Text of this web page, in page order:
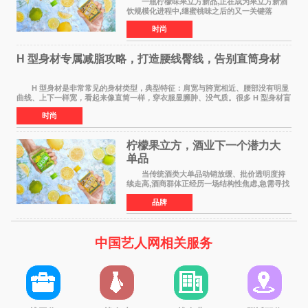
饮规模化进程中,继蜜桃味之后的又一关键落
子。 在超市货架、便利店冷柜、小红书笔记
里,这款绿色包装的新品正在快速扩散:入口清爽解
腻,像喝加了一点
时尚
H 型身材专属减脂攻略，打造腰线臀线，告别直筒身材
H 型身材是非常常见的身材类型，典型特征：肩宽与胯宽相近、腰部没有明显
曲线、上下一样宽，看起来像直筒一样，穿衣服显臃肿、没气质。很多 H 型身材盲
目全身减脂，越减越瘦，腰部还是没有
时尚
柠檬果立方，酒业下一个潜力大
单品
当传统酒类大单品动销放缓、批价透明度持
续走高,酒商群体正经历一场结构性焦虑,急需寻找
新的发展方向。 过去二十年依赖押注大单
品、赚批价波动差价的盈利模型正在松动,寻找具
备真实动销能力
品牌
中国艺人网相关服务